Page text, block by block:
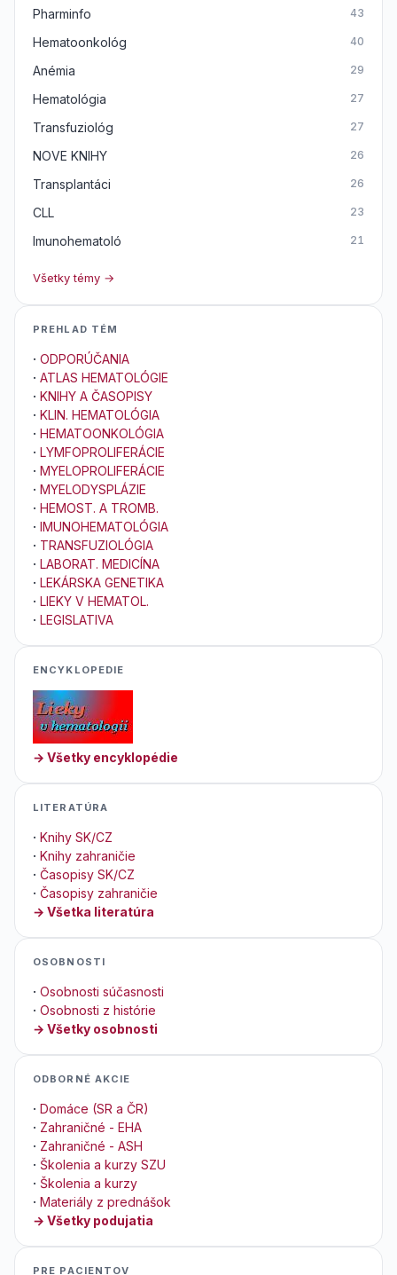
Pharminfo 43
Hematoonkológ 40
Anémia 29
Hematológia 27
Transfuziológ 27
NOVE KNIHY 26
Transplantáci 26
CLL 23
Imunohematoló 21
Všetky témy →
PREHLAD TÉM
· ODPORÚČANIA
· ATLAS HEMATOLÓGIE
· KNIHY A ČASOPISY
· KLIN. HEMATOLÓGIA
· HEMATOONKOLÓGIA
· LYMFOPROLIFERÁCIE
· MYELOPROLIFERÁCIE
· MYELODYSPLÁZIE
· HEMOST. A TROMB.
· IMUNOHEMATOLÓGIA
· TRANSFUZIOLÓGIA
· LABORAT. MEDICÍNA
· LEKÁRSKA GENETIKA
· LIEKY V HEMATOL.
· LEGISLATIVA
ENCYKLOPEDIE
→ Všetky encyklopédie
LITERATÚRA
· Knihy SK/CZ
· Knihy zahraničie
· Časopisy SK/CZ
· Časopisy zahraničie
→ Všetka literatúra
OSOBNOSTI
· Osobnosti súčasnosti
· Osobnosti z histórie
→ Všetky osobnosti
ODBORNÉ AKCIE
· Domáce (SR a ČR)
· Zahraničné - EHA
· Zahraničné - ASH
· Školenia a kurzy SZU
· Školenia a kurzy
· Materiály z prednášok
→ Všetky podujatia
PRE PACIENTOV